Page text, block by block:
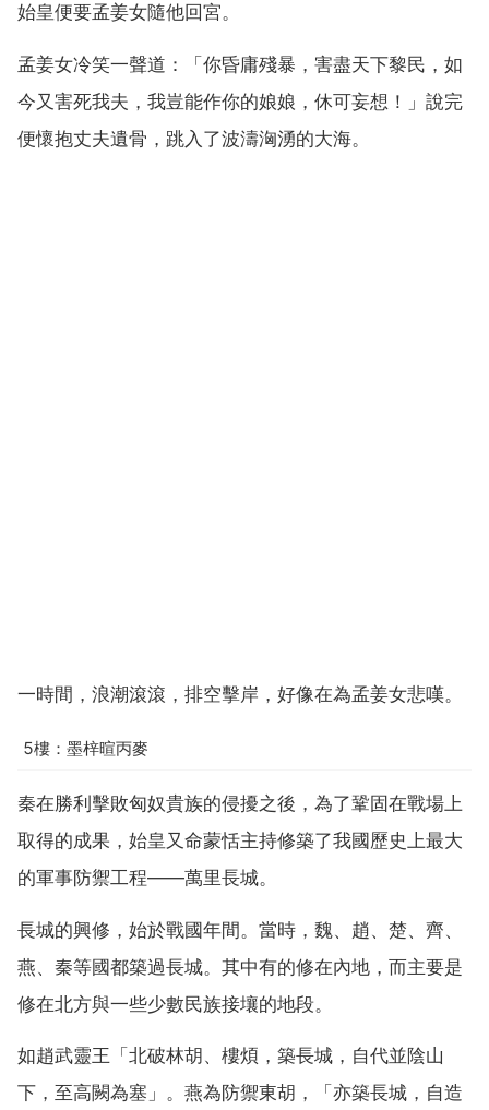
始皇便要孟姜女隨他回宮。
孟姜女冷笑一聲道：「你昏庸殘暴，害盡天下黎民，如
今又害死我夫，我豈能作你的娘娘，休可妄想！」說完
便懷抱丈夫遺骨，跳入了波濤洶湧的大海。
一時間，浪潮滾滾，排空擊岸，好像在為孟姜女悲嘆。
5樓：墨梓暄丙麥
秦在勝利擊敗匈奴貴族的侵擾之後，為了鞏固在戰場上
取得的成果，始皇又命蒙恬主持修築了我國歷史上最大
的軍事防禦工程——萬里長城。
長城的興修，始於戰國年間。當時，魏、趙、楚、齊、
燕、秦等國都築過長城。其中有的修在內地，而主要是
修在北方與一些少數民族接壤的地段。
如趙武靈王「北破林胡、樓煩，築長城，自代並陰山
下，至高闕為塞」。燕為防禦東胡，「亦築長城，自造